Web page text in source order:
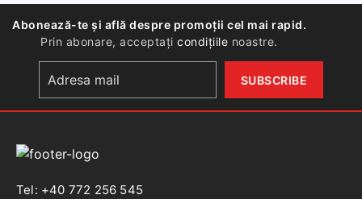
Stereo
YouTube
Netflix
Abonează-te și află despre promoții cel mai rapid.
Prin abonare, acceptațicondițiile noastre.
Tel: +40 772 256 545